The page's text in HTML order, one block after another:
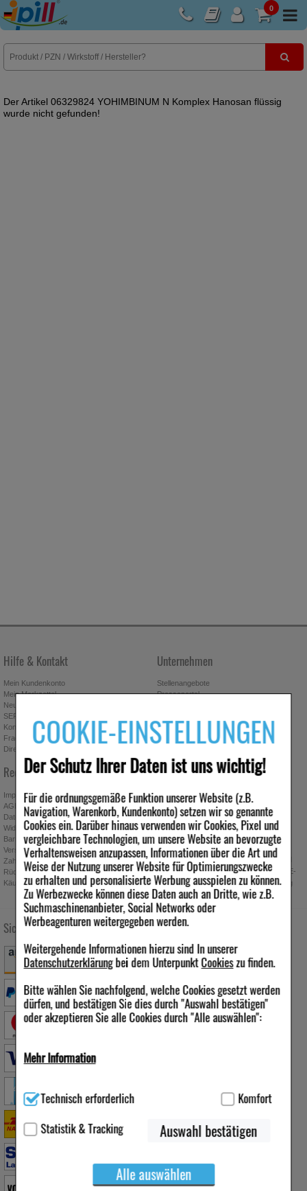
COOKIE-EINSTELLUNGEN
Der Schutz Ihrer Daten ist uns wichtig!
Für die ordnungsgemäße Funktion unserer Website (z.B.
Navigation, Warenkorb, Kundenkonto) setzen wir so genannte
Cookies ein. Darüber hinaus verwenden wir Cookies, Pixel und
vergleichbare Technologien, um unsere Website an bevorzugte
Verhaltensweisen anzupassen, Informationen über die Art und
Weise der Nutzung unserer Website für Optimierungszwecke
zu erhalten und personalisierte Werbung ausspielen zu können.
Zu Werbezwecke können diese Daten auch an Dritte, wie z.B.
Suchmaschinenanbieter, Social Networks oder
Werbeagenturen weitergegeben werden.
Weitergehende Informationen hierzu sind In unserer
Datenschutzerklärungbei dem UnterpunktCookieszu finden.
Bitte wählen Sie nachfolgend, welche Cookies gesetzt werden
dürfen, und bestätigen Sie dies durch "Auswahl bestätigen"
oder akzeptieren Sie alle Cookies durch "Alle auswählen":
Mehr Information
für die Grundfunktionen unserer Website notwendig sind (z.B.
verzichtet werden kann.
Einkaufserlebnis noch ansprechender zu gestalten,
beispielsweise für die Wiedererkennung des Besuchers oder
Technisch erforderlich
Komfort
Statistik & Tracking
Auswahl bestätigen
Alle auswählen
0
E-Rezept
Der Artikel 06329824 YOHIMBINUM N Komplex Hanosan flüssig
wurde nicht gefunden!
Hilfe & Kontakt
Mein Kundenkonto
Mein Merkzettel
Neuregistrierung
SEPA-Empfängerüberprüfung
Kontakt
Fragen & Antworten
Direktbestellung
Unternehmen
Stellenangebote
Presseportal
Bonus-Programm
Freundschaftswerbung
Rechtliches
Impressum
AGB
Datenschutz
Widerrufsbelehrung
Barrierefreiheitserklärung
Versand
Zahlung
Rücknahmebedingungen
Käuferschutz
Newsletter anmelden & Vorteile
Absenden
Ich möchte zukünftig über Trends,
Schnäppchen, Gutscheine, Aktionen und
Angebote der ipill Versandapotheke per E-
Mail informiert werden. Diese Einwilligung
kann jederzeit widerrufen werden.
Sichere Zahlung Versandarten Folgen Sie uns
Qualität & Sicherheit